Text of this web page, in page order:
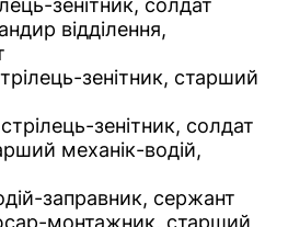
зенітник, солдат
відділення,
зенітник, старший
зенітник, солдат
механік-водій,
заправник, сержант